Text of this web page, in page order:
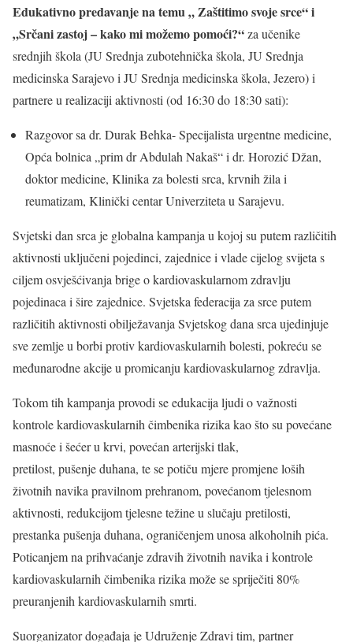
Edukativno predavanje na temu „ Zaštitimo svoje srce“ i
„Srčani zastoj – kako mi možemo pomoći?“za učenike
srednjih škola (JU Srednja zubotehnička škola, JU Srednja
medicinska Sarajevo i JU Srednja medicinska škola, Jezero) i
partnere u realizaciji aktivnosti (od 16:30 do 18:30 sati):
Razgovor sa dr. Durak Behka- Specijalista urgentne medicine,
Opća bolnica „prim dr Abdulah Nakaš“ i dr. Horozić Džan,
doktor medicine, Klinika za bolesti srca, krvnih žila i
reumatizam, Klinički centar Univerziteta u Sarajevu.
Svjetski dan srca je globalna kampanja u kojoj su putem različitih
aktivnosti uključeni pojedinci, zajednice i vlade cijelog svijeta s
ciljem osvješćivanja brige o kardiovaskularnom zdravlju
pojedinaca i šire zajednice. Svjetska federacija za srce putem
različitih aktivnosti obilježavanja Svjetskog dana srca ujedinjuje
sve zemlje u borbi protiv kardiovaskularnih bolesti, pokreću se
međunarodne akcije u promicanju kardiovaskularnog zdravlja.
Tokom tih kampanja provodi se edukacija ljudi o važnosti
kontrole kardiovaskularnih čimbenika rizika kao što su povećane
masnoće i šećer u krvi, povećan arterijski tlak,
pretilost, pušenje duhana, te se potiču mjere promjene loših
životnih navika pravilnom prehranom, povećanom tjelesnom
aktivnosti, redukcijom tjelesne težine u slučaju pretilosti,
prestanka pušenja duhana, ograničenjem unosa alkoholnih pića.
Poticanjem na prihvaćanje zdravih životnih navika i kontrole
kardiovaskularnih čimbenika rizika može se spriječiti 80%
preuranjenih kardiovaskularnih smrti.
Suorganizator događaja je Udruženje Zdravi tim, partner